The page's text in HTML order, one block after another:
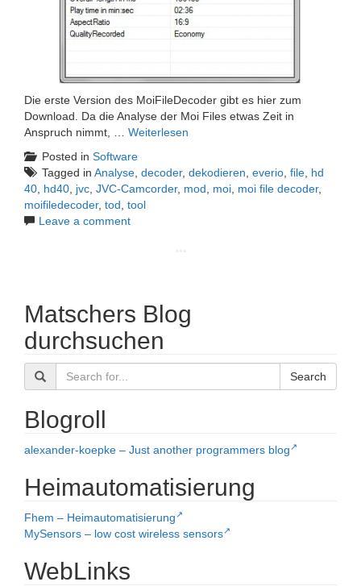
Die erste Version des MoiFileDecoder gibt es hier zum
Download. Da die Analyse der Moi Files etwas Zeit in
Anspruch nimmt, … Weiterlesen
Posted in Software
Tagged in Analyse, decoder, dekodieren, everio, file, hd
40, hd40, jvc, JVC-Camcorder, mod, moi, moi file decoder,
moifiledecoder, tod, tool
Leave a comment
Matschers Blog
durchsuchen
Search
Blogroll
alexander-koepke – Just another programmers blog
Heimautomatisierung
Fhem – Heimautomatisierung
MySensors – low cost wireless sensors
WebLinks